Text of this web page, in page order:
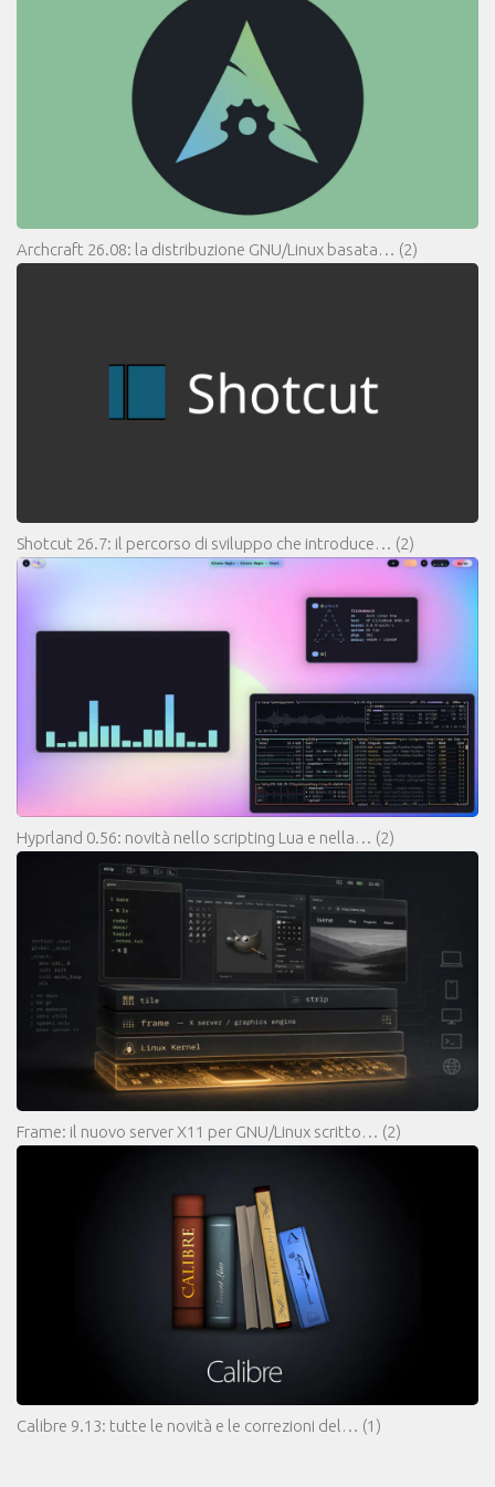
Archcraft 26.08: la distribuzione GNU/Linux basata… (2)
Shotcut 26.7: il percorso di sviluppo che introduce… (2)
Hyprland 0.56: novità nello scripting Lua e nella… (2)
Frame: il nuovo server X11 per GNU/Linux scritto… (2)
Calibre 9.13: tutte le novità e le correzioni del… (1)